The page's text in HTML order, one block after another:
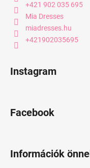
+421 902 035 695
Mia Dresses
miadresses.hu
+421902035695
Instagram
Facebook
Információk